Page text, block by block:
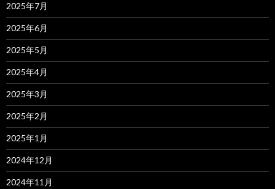
2025年7月
2025年6月
2025年5月
2025年4月
2025年3月
2025年2月
2025年1月
2024年12月
2024年11月